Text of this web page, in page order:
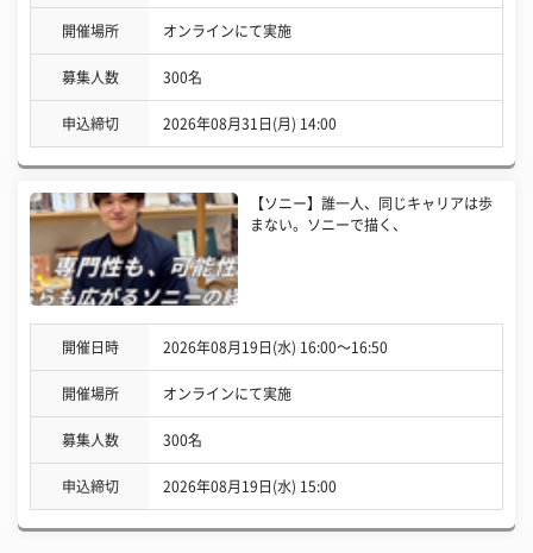
開催場所 オンラインにて実施
募集人数 300名
申込締切 2026年08月31日(月) 14:00
【ソニー】誰一人、同じキャリアは歩
まない。ソニーで描く、
開催日時 2026年08月19日(水) 16:00〜16:50
開催場所 オンラインにて実施
募集人数 300名
申込締切 2026年08月19日(水) 15:00